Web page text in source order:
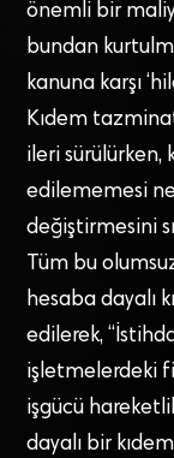
önemli bir
bundan
kanuna karşı
Kıdem
ileri sürülürken,
edilememesi
değiştirmesini
Tüm bu
hesaba dayalı
edilerek,
işletmelerdeki
işgücü
dayalı bir